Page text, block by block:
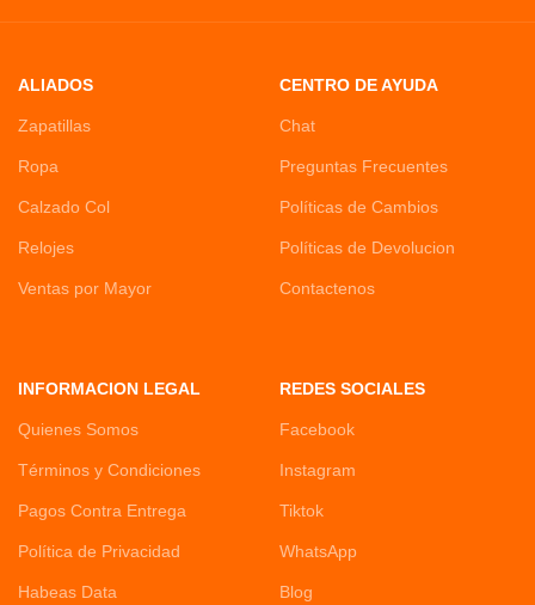
ALIADOS
Zapatillas
Ropa
Calzado Col
Relojes
Ventas por Mayor
CENTRO DE AYUDA
Chat
Preguntas Frecuentes
Políticas de Cambios
Políticas de Devolucion
Contactenos
INFORMACION LEGAL
Quienes Somos
Términos y Condiciones
Pagos Contra Entrega
Política de Privacidad
Habeas Data
REDES SOCIALES
Facebook
Instagram
Tiktok
WhatsApp
Blog